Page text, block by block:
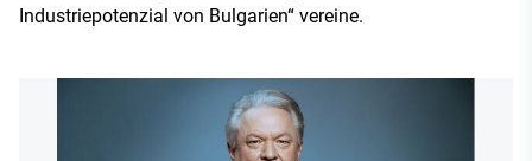
Industriepotenzial von Bulgarien“ vereine.